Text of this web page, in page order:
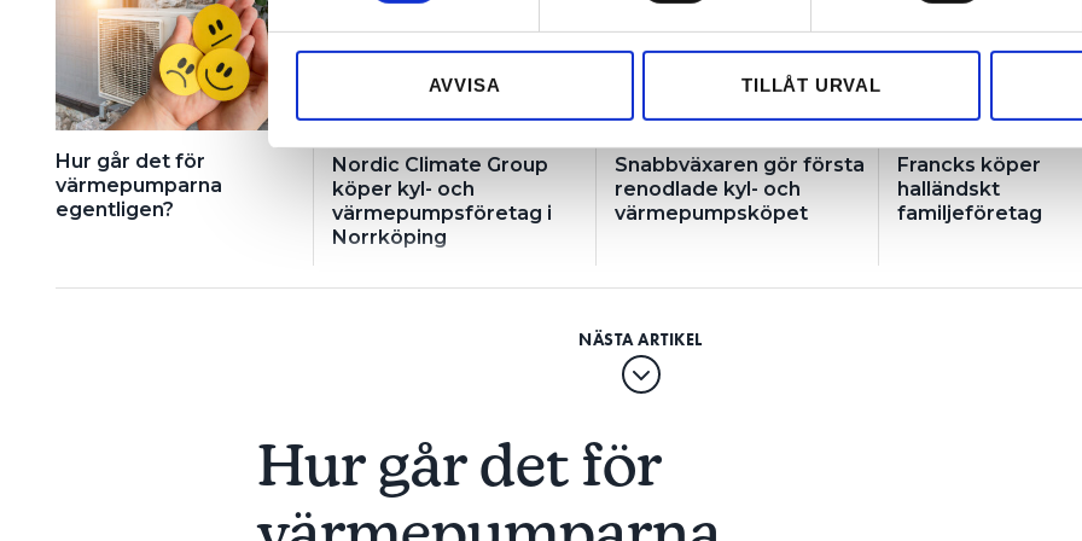
sociala medier och analysera vår trafik. Vi vidarebefordrar även sådana identifierare och
till de sociala medier och annons- och analysföretag som vi samarbetar med. Dessa kan i
AVVISA TILLÅT URVAL
Hur går det för
värmepumparna
egentligen?
Nordic Climate Group
köper kyl- och
värmepumpsföretag i
Norrköping
Snabbväxaren gör första
renodlade kyl- och
värmepumpsköpet
Francks köper
halländskt
familjeföretag
Hur går det för